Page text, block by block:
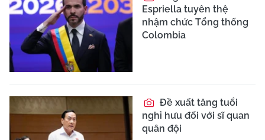
Espriella tuyên thệ
nhậm chức Tổng thống
Colombia
Đề xuất tăng tuổi
nghỉ hưu đối với sĩ quan
quân đội